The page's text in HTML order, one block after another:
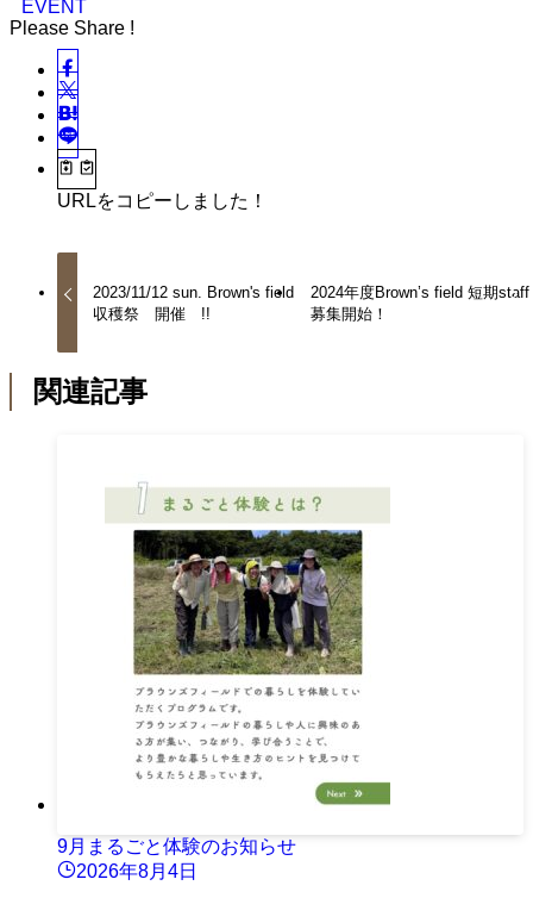
EVENT
Please Share !
URLをコピーしました！
2023/11/12 sun. Brown's field
収穫祭 開催 !!
2024年度Brown’s field 短期staff
募集開始！
関連記事
9月まるごと体験のお知らせ
2026年8月4日